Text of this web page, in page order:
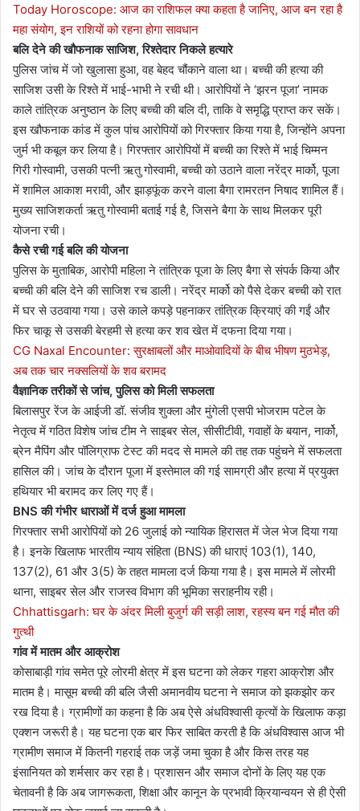
Today Horoscope: आज का राशिफल क्या कहता है जानिए, आज बन रहा है
महा संयोग, इन राशियों को रहना होगा सावधान
बलि देने की खौफनाक साजिश, रिश्तेदार निकले हत्यारे
पुलिस जांच में जो खुलासा हुआ, वह बेहद चौंकाने वाला था। बच्ची की हत्या की
साजिश उसी के रिश्ते में भाई-भाभी ने रची थी। आरोपियों ने ‘झरन पूजा’ नामक
काले तांत्रिक अनुष्ठान के लिए बच्ची की बलि दी, ताकि वे समृद्धि प्राप्त कर सकें।
इस खौफनाक कांड में कुल पांच आरोपियों को गिरफ्तार किया गया है, जिन्होंने अपना
जुर्म भी कबूल कर लिया है। गिरफ्तार आरोपियों में बच्ची का रिश्ते में भाई चिम्मन
गिरी गोस्वामी, उसकी पत्नी ऋतु गोस्वामी, बच्ची को उठाने वाला नरेंद्र मार्को, पूजा
में शामिल आकाश मरावी, और झाड़फूंक करने वाला बैगा रामरतन निषाद शामिल हैं।
मुख्य साजिशकर्ता ऋतु गोस्वामी बताई गई है, जिसने बैगा के साथ मिलकर पूरी
योजना रची।
कैसे रची गई बलि की योजना
पुलिस के मुताबिक, आरोपी महिला ने तांत्रिक पूजा के लिए बैगा से संपर्क किया और
बच्ची की बलि देने की साजिश रच डाली। नरेंद्र मार्को को पैसे देकर बच्ची को रात
में घर से उठवाया गया। उसे काले कपड़े पहनाकर तांत्रिक क्रियाएं की गईं और
फिर चाकू से उसकी बेरहमी से हत्या कर शव खेत में दफना दिया गया।
CG Naxal Encounter: सुरक्षाबलों और माओवादियों के बीच भीषण मुठभेड़,
अब तक चार नक्सलियों के शव बरामद
वैज्ञानिक तरीकों से जांच, पुलिस को मिली सफलता
बिलासपुर रेंज के आईजी डॉ. संजीव शुक्ला और मुंगेली एसपी भोजराम पटेल के
नेतृत्व में गठित विशेष जांच टीम ने साइबर सेल, सीसीटीवी, गवाहों के बयान, नार्को,
ब्रेन मैपिंग और पॉलिग्राफ टेस्ट की मदद से मामले की तह तक पहुंचने में सफलता
हासिल की। जांच के दौरान पूजा में इस्तेमाल की गई सामग्री और हत्या में प्रयुक्त
हथियार भी बरामद कर लिए गए हैं।
BNS की गंभीर धाराओं में दर्ज हुआ मामला
गिरफ्तार सभी आरोपियों को 26 जुलाई को न्यायिक हिरासत में जेल भेज दिया गया
है। इनके खिलाफ भारतीय न्याय संहिता (BNS) की धाराएं 103(1), 140,
137(2), 61 और 3(5) के तहत मामला दर्ज किया गया है। इस मामले में लोरमी
थाना, साइबर सेल और राजस्व विभाग की भूमिका सराहनीय रही।
Chhattisgarh: घर के अंदर मिली बुजुर्ग की सड़ी लाश, रहस्य बन गई मौत की
गुत्थी
गांव में मातम और आक्रोश
कोसाबाड़ी गांव समेत पूरे लोरमी क्षेत्र में इस घटना को लेकर गहरा आक्रोश और
मातम है। मासूम बच्ची की बलि जैसी अमानवीय घटना ने समाज को झकझोर कर
रख दिया है। ग्रामीणों का कहना है कि अब ऐसे अंधविश्वासी कृत्यों के खिलाफ कड़ा
एक्शन जरूरी है। यह घटना एक बार फिर साबित करती है कि अंधविश्वास आज भी
ग्रामीण समाज में कितनी गहराई तक जड़ें जमा चुका है और किस तरह यह
इंसानियत को शर्मसार कर रहा है। प्रशासन और समाज दोनों के लिए यह एक
चेतावनी है कि अब जागरूकता, शिक्षा और कानून के प्रभावी क्रियान्वयन से ही ऐसी